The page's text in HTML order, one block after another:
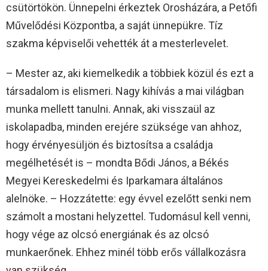
csütörtökön. Ünnepelni érkeztek Orosházára, a Petőfi
Művelődési Központba, a saját ünnepükre. Tíz
szakma képviselői vehették át a mesterlevelet.
– Mester az, aki kiemelkedik a többiek közül és ezt a
társadalom is elismeri. Nagy kihívás a mai világban
munka mellett tanulni. Annak, aki visszaül az
iskolapadba, minden erejére szüksége van ahhoz,
hogy érvényesüljön és biztosítsa a családja
megélhetését is – mondta Bődi János, a Békés
Megyei Kereskedelmi és Iparkamara általános
alelnöke. – Hozzátette: egy évvel ezelőtt senki nem
számolt a mostani helyzettel. Tudomásul kell venni,
hogy vége az olcsó energiának és az olcsó
munkaerőnek. Ehhez minél több erős vállalkozásra